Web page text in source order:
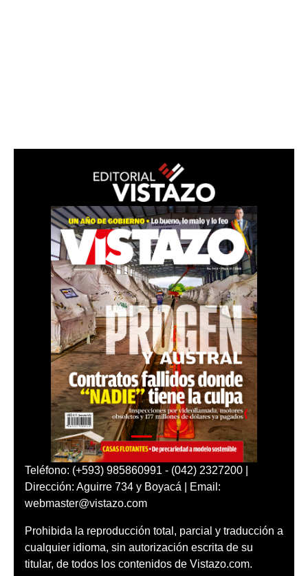
Teléfono: (+593) 985860991 - (042) 2327200 |
Dirección: Aguirre 734 y Boyacá | Email:
webmaster@vistazo.com
Prohibida la reproducción total, parcial y traducción a
cualquier idioma, sin autorización escrita de su
titular, de todos los contenidos de Vistazo.com.